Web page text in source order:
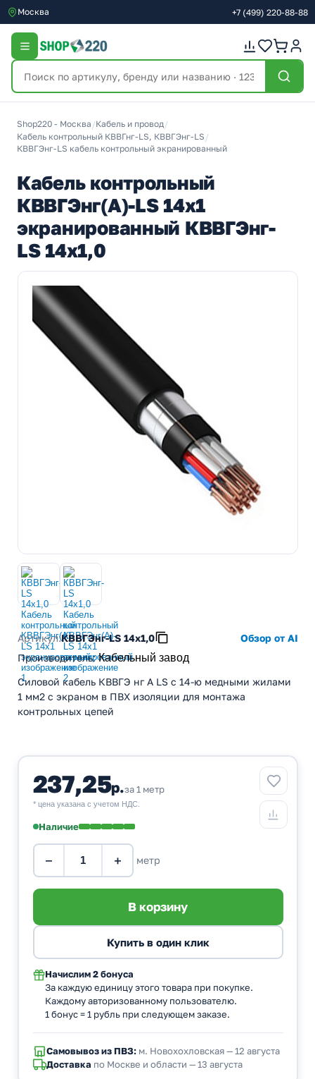
Москва +7 (499) 220-88-88
Shop220 - Москва /Кабель и провод/
Кабель контрольный КВВГнг-LS, КВВГЭнг-LS /
КВВГЭнг-LS кабель контрольный экранированный
Кабель контрольный
КВВГЭнг(А)-LS 14х1
экранированный КВВГЭнг-
LS 14х1,0
Артикул:КВВГЭнг-LS 14х1,0
Обзор от AI
Производитель:Кабельный завод
Силовой кабель КВВГЭ нг А LS с 14-ю медными жилами
1 мм2 с экраном в ПВХ изоляции для монтажа
контрольных цепей
237,25р.за 1 метр
* цена указана с учетом НДС.
Наличие
− + метр
Начислим 2 бонуса
За каждую единицу этого товара при покупке.
Каждому авторизованному пользователю.
1 бонус = 1 рубль при следующем заказе.
Самовывоз из ПВЗ:м. Новохохловская — 12 августа
Доставка по Москве и области — 13 августа